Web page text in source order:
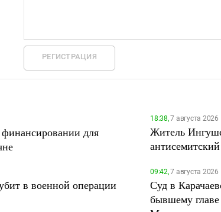
РЕГИСТРАЦИЯ
для
18:38,7 августа 2026
Житель
в военной операции
09:42,7 августа 2026
Суд в
бывшему главе